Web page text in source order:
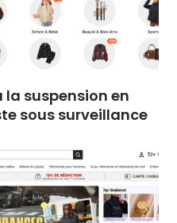
la suspension en
sous surveillance